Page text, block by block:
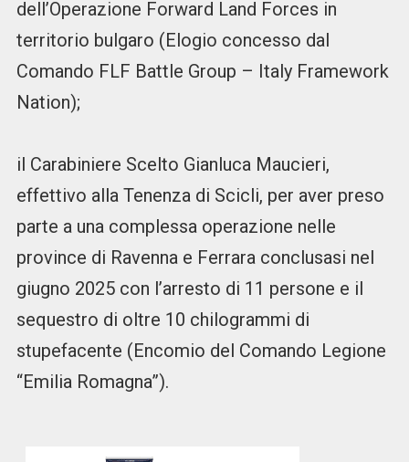
dell’Operazione Forward Land Forces in
territorio bulgaro (Elogio concesso dal
Comando FLF Battle Group – Italy Framework
Nation);
il Carabiniere Scelto Gianluca Maucieri,
effettivo alla Tenenza di Scicli, per aver preso
parte a una complessa operazione nelle
province di Ravenna e Ferrara conclusasi nel
giugno 2025 con l’arresto di 11 persone e il
sequestro di oltre 10 chilogrammi di
stupefacente (Encomio del Comando Legione
“Emilia Romagna”).